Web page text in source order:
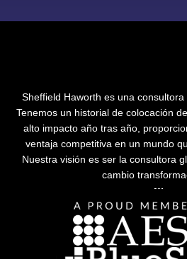
Sheffield Haworth es una consultora
Tenemos un historial de colocación
alto impacto año tras año,
ventaja competitiva en un mundo
Nuestra visión es ser la consultora
cambio